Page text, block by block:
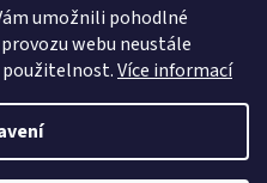
umožnili pohodlné
webu neustále
použitelnost.Více informací
Shoptet